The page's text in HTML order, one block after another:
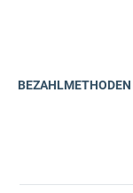
BEZAHLMETHODEN